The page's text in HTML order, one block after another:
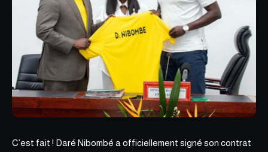
C’est fait ! Daré Nibombé a officiellement signé son contrat